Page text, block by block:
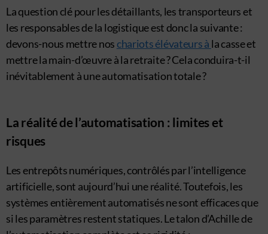
La question clé pour les détaillants, les transporteurs et
les responsables de la logistique est donc la suivante :
devons-nous mettre nos chariots élévateurs à la casse et
mettre la main-d’œuvre à la retraite ? Cela conduira-t-il
inévitablement à une automatisation totale ?
La réalité de l’automatisation : limites et
risques
Les entrepôts numériques, contrôlés par l’intelligence
artificielle, sont aujourd’hui une réalité. Toutefois, les
systèmes entièrement automatisés ne sont efficaces que
si les paramètres restent statiques. Le talon d’Achille de